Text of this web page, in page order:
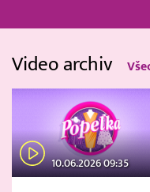
Video archiv
10.06.2026 09:35